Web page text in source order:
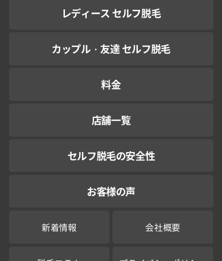
レディース セルフ脱毛
カップル・友達 セルフ脱毛
料金
店舗一覧
セルフ脱毛の安全性
お客様の声
新着情報 会社概要